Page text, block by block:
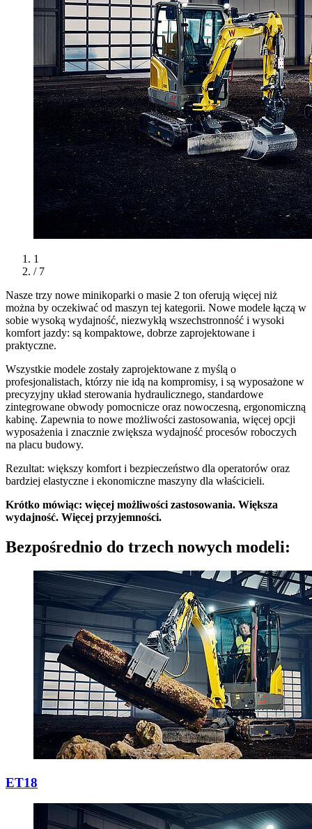
1
/ 7
Nasze trzy nowe minikoparki o masie 2 ton oferują więcej niż
można by oczekiwać od maszyn tej kategorii. Nowe modele łączą w
sobie wysoką wydajność, niezwykłą wszechstronność i wysoki
komfort jazdy: są kompaktowe, dobrze zaprojektowane i
praktyczne.
Wszystkie modele zostały zaprojektowane z myślą o
profesjonalistach, którzy nie idą na kompromisy, i są wyposażone w
precyzyjny układ sterowania hydraulicznego, standardowe
zintegrowane obwody pomocnicze oraz nowoczesną, ergonomiczną
kabinę. Zapewnia to nowe możliwości zastosowania, więcej opcji
wyposażenia i znacznie zwiększa wydajność procesów roboczych
na placu budowy.
Rezultat: większy komfort i bezpieczeństwo dla operatorów oraz
bardziej elastyczne i ekonomiczne maszyny dla właścicieli.
Krótko mówiąc: więcej możliwości zastosowania. Większa
wydajność. Więcej przyjemności.
Bezpośrednio do trzech nowych modeli:
ET18